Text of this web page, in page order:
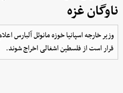
ناوگان غزه
قرار است از فلسطین اشغالی اخراج شوند.